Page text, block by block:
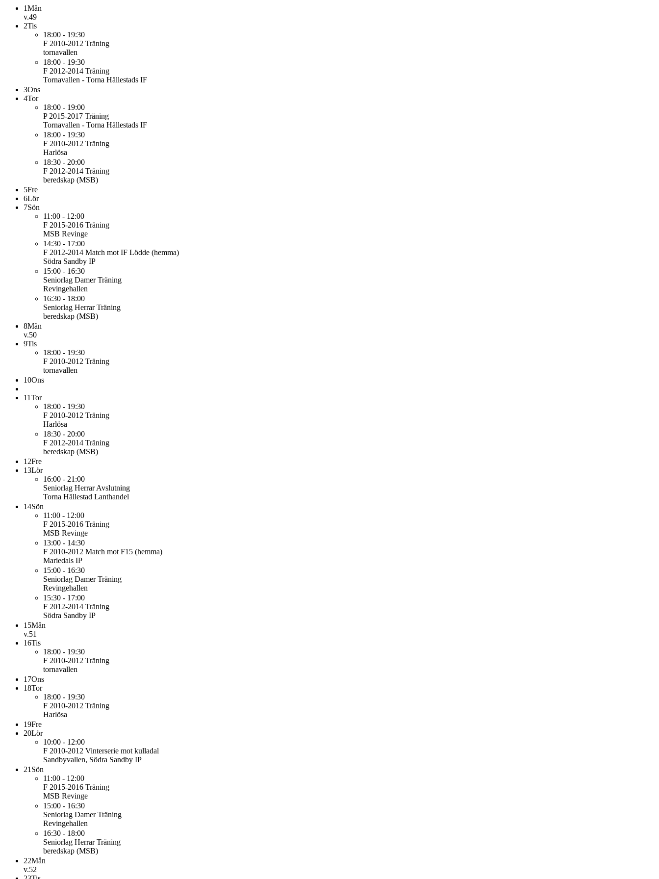
1Mån
v.49
2Tis
18:00 - 19:30
F 2010-2012 Träning
tornavallen
18:00 - 19:30
F 2012-2014 Träning
Tornavallen - Torna Hällestads IF
3Ons
4Tor
18:00 - 19:00
P 2015-2017 Träning
Tornavallen - Torna Hällestads IF
18:00 - 19:30
F 2010-2012 Träning
Harlösa
18:30 - 20:00
F 2012-2014 Träning
beredskap (MSB)
5Fre
6Lör
7Sön
11:00 - 12:00
F 2015-2016 Träning
MSB Revinge
14:30 - 17:00
F 2012-2014 Match mot IF Lödde (hemma)
Södra Sandby IP
15:00 - 16:30
Seniorlag Damer Träning
Revingehallen
16:30 - 18:00
Seniorlag Herrar Träning
beredskap (MSB)
8Mån
v.50
9Tis
18:00 - 19:30
F 2010-2012 Träning
tornavallen
10Ons
11Tor
18:00 - 19:30
F 2010-2012 Träning
Harlösa
18:30 - 20:00
F 2012-2014 Träning
beredskap (MSB)
12Fre
13Lör
16:00 - 21:00
Seniorlag Herrar Avslutning
Torna Hällestad Lanthandel
14Sön
11:00 - 12:00
F 2015-2016 Träning
MSB Revinge
13:00 - 14:30
F 2010-2012 Match mot F15 (hemma)
Mariedals IP
15:00 - 16:30
Seniorlag Damer Träning
Revingehallen
15:30 - 17:00
F 2012-2014 Träning
Södra Sandby IP
15Mån
v.51
16Tis
18:00 - 19:30
F 2010-2012 Träning
tornavallen
17Ons
18Tor
18:00 - 19:30
F 2010-2012 Träning
Harlösa
19Fre
20Lör
10:00 - 12:00
F 2010-2012 Vinterserie mot kulladal
Sandbyvallen, Södra Sandby IP
21 Sön
11:00 - 12:00
F 2015-2016 Träning
MSB Revinge
15:00 - 16:30
Seniorlag Damer Träning
Revingehallen
16:30 - 18:00
Seniorlag Herrar Träning
beredskap (MSB)
22Mån
v.52